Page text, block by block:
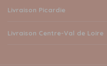
Livraison Picardie
Livraison Centre-Val de Loire